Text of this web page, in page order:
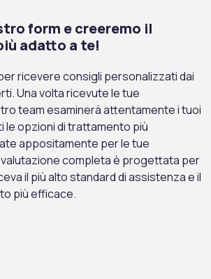
form e creeremo il
adatto a te!
ricevere consigli personalizzati dai
Una volta ricevute le tue
team esaminerà attentamente i tuoi
le opzioni di trattamento più
appositamente per le tue
completa è progettata per
il più alto standard di assistenza e il
più efficace.